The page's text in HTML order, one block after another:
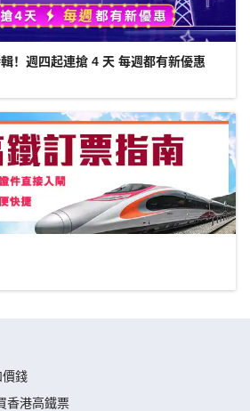
！週四起連搶 4 天 每週都有新優惠
價錢
香港高鐵票